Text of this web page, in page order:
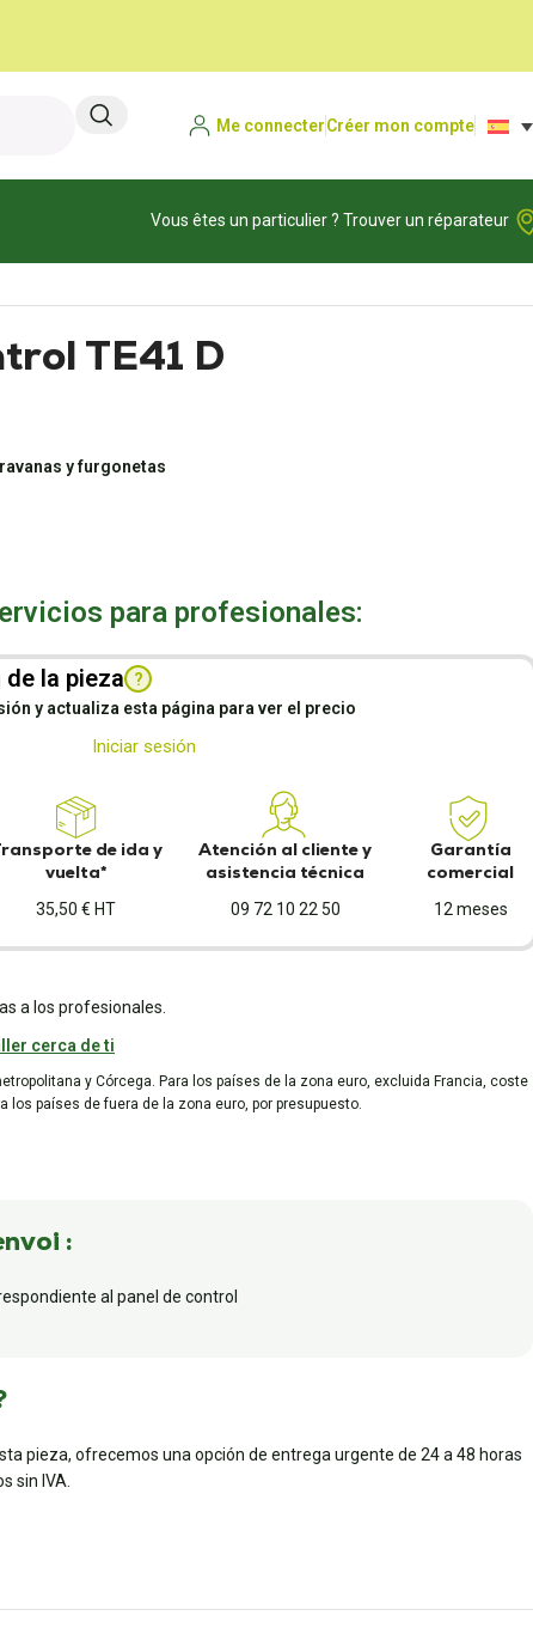
Me connecterCréer mon compte
Vous êtes un particulier ? Trouver un réparateur
TE41 D
y furgonetas
para profesionales:
la pieza ?
y actualiza esta página para ver el precio
Iniciar sesión
de ida y
vuelta*
35,50 € HT
Atención al cliente y
asistencia técnica
09 72 10 22 50
Garantía
comercial
12 meses
a los profesionales.
cerca de ti
y Córcega. Para los países de la zona euro, excluida Francia, coste
los países de fuera de la zona euro, por presupuesto.
:
al panel de control
pieza, ofrecemos una opción de entrega urgente de 24 a 48 horas
sin IVA.